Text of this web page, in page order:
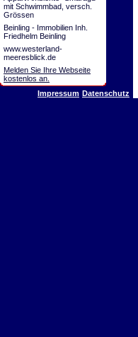
mit Schwimmbad, versch.
Grössen
Beinling - Immobilien Inh.
Friedhelm Beinling
www.westerland-
meeresblick.de
Melden Sie Ihre Webseite
kostenlos an.
Impressum Datenschutz